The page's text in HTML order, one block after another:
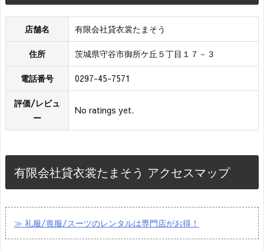
店舗名 有限会社貸衣裳たまそう
住所 茨城県守谷市御所ケ丘５丁目１７－３
電話番号 0297-45-7571
評価/レビュ
ー
No ratings yet.
有限会社貸衣裳たまそう アクセスマップ
≫ 礼服/喪服/スーツのレンタルは専門店がお得！